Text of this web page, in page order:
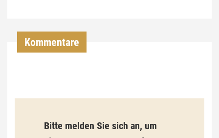
€
i
Kommentare
Bitte melden Sie sich an, um